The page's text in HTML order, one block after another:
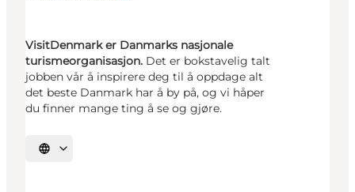
VisitDenmark er Danmarks nasjonale
turismeorganisasjon. Det er bokstavelig talt
jobben vår å inspirere deg til å oppdage alt
det beste Danmark har å by på, og vi håper
du finner mange ting å se og gjøre.
Velg språk